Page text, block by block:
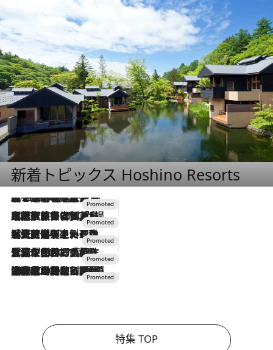
新着トピックス Hoshino Resorts
2026.8.7
【トンボの足水浴】ヒノキの香りに包まれて涼感マックス！約13℃の湧水かけ流しを避暑地「星野温泉 トンボの湯」で体験
2026.7.31
【ホテル帰省】という選択肢をOMOが提案。家族とほどよい距離を保つには「昼は実家、夜は気兼ねなくホテルで！」
2026.7.24
【夏限定ディナーコース】旬を迎える稚鮎や花ズッキーニなどをイタリア・トスカーナの郷土料理の手法で満喫！
2026.7.17
「土佐和ハーブかき氷」がOMO7高知に登場！生姜、山椒、大葉など目にも舌にも涼を呼ぶ郷土の味
2026.7.10
NEW OPEN！【界 草津】名湯の地に誕生。趣の異なる2種の温泉と上州ならではの会席・蕎麦割烹など美食を味わう究極の癒やし旅
特集 TOP